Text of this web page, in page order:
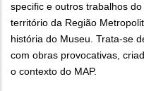
specific e outros trabalhos
território da Região
história do Museu. Trata-se
com obras provocativas,
o contexto do MAP.